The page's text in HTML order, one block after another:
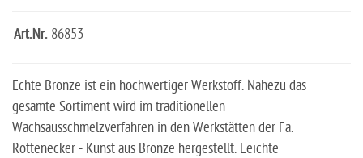
Art.Nr. 86853
Echte Bronze ist ein hochwertiger Werkstoff. Nahezu das
gesamte Sortiment wird im traditionellen
Wachsausschmelzverfahren in den Werkstätten der Fa.
Rottenecker - Kunst aus Bronze hergestellt. Leichte